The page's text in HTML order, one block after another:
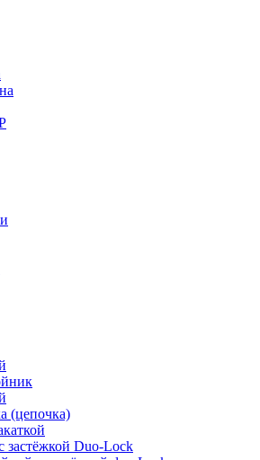
(цепочка)
Duo-Lock